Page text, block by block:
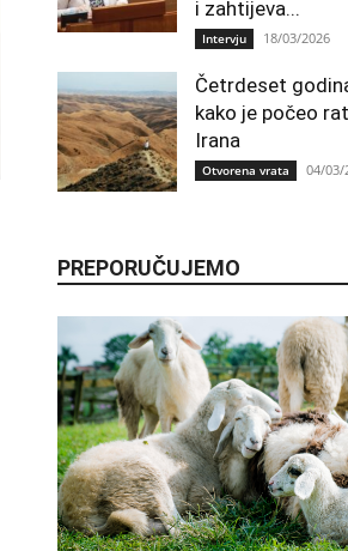
i zahtijeva...
Intervju 18/03/2026
Četrdeset
kako je počeo
Irana
Otvorena vrata 04/03/
PREPORUČUJEMO